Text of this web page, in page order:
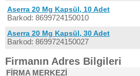
Aserra 20 Mg Kapsül, 10 Adet
Barkod: 8699724150010
Aserra 20 Mg Kapsül, 30 Adet
Barkod: 8699724150027
Firmanın Adres Bilgileri
FİRMA MERKEZİ